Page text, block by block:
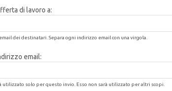
di lavoro a:
dei destinatari. Separa ogni indirizzo email con una virgola.
email:
utilizzato solo per questo invio. Esso non sarà utilizzato per altri scopi.